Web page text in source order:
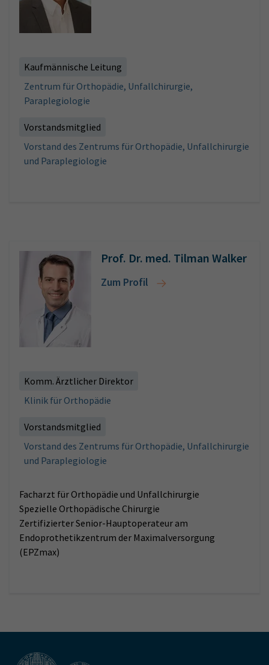
Kaufmännische Leitung
Zentrum für Orthopädie, Unfallchirurgie,
Paraplegiologie
Vorstandsmitglied
Vorstand des Zentrums für Orthopädie, Unfallchirurgie
und Paraplegiologie
Prof. Dr. med. Tilman Walker
Zum Profil
Komm. Ärztlicher Direktor
Klinik für Orthopädie
Vorstandsmitglied
Vorstand des Zentrums für Orthopädie, Unfallchirurgie
und Paraplegiologie
Facharzt für Orthopädie und Unfallchirurgie
Spezielle Orthopädische Chirurgie
Zertifizierter Senior-Hauptoperateur am
Endoprothetikzentrum der Maximalversorgung
(EPZmax)